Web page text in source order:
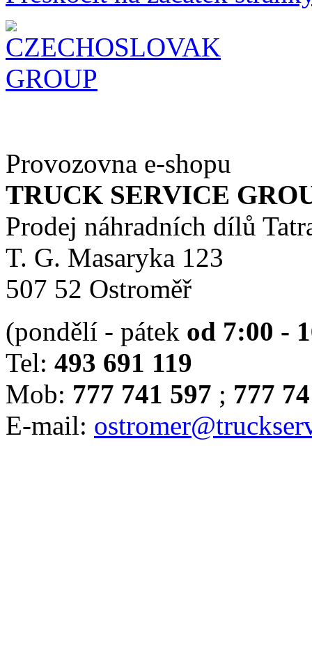
Provozovna e-shopu
TRUCK SERVICE
Prodej náhradních dílů
T. G. Masaryka 123
507 52 Ostroměř
(pondělí - pátek od 7:00 -
Tel: 493 691 119
Mob: 777 741 597 ; 777
E-mail: